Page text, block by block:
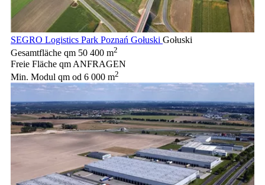
SEGRO Logistics Park Poznań Gołuski Gołuski
Gesamtfläche qm 50 400 m2
Freie Fläche qm ANFRAGEN
Min. Modul qm od 6 000 m2